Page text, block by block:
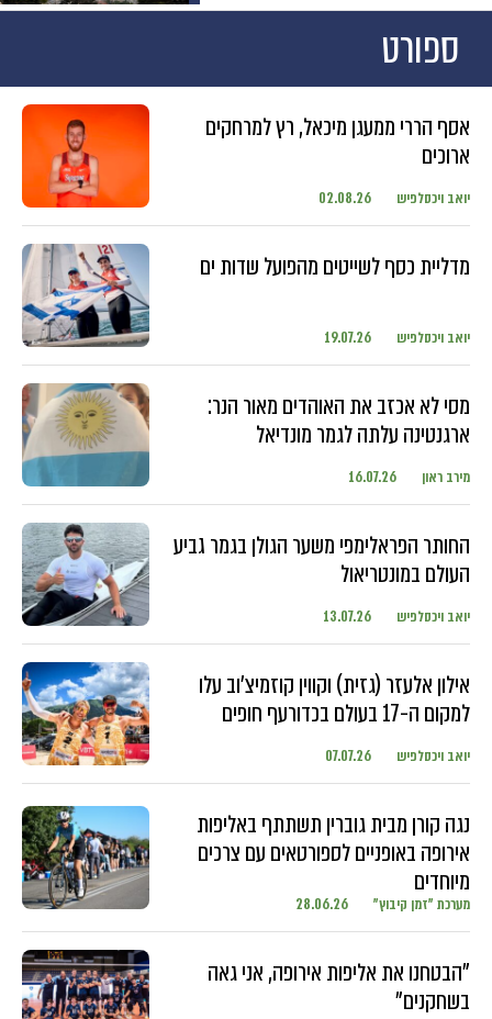
ספורט
אסף הררי ממעגן מיכאל, רץ למרחקים
ארוכים
יואב ויכסלפיש 02.08.26
מדליית כסף לשייטים מהפועל שדות ים
יואב ויכסלפיש 19.07.26
מסי לא אכזב את האוהדים מאור הנר:
ארגנטינה עלתה לגמר מונדיאל
מירב ראון 16.07.26
החותר הפראלימפי משער הגולן בגמר גביע
העולם במונטריאול
יואב ויכסלפיש 13.07.26
אילון אלעזר (גזית) וקווין קוזמיצ'וב עלו
למקום ה-17 בעולם בכדורעף חופים
יואב ויכסלפיש 07.07.26
נגה קורן מבית גוברין תשתתף באליפות
אירופה באופניים לספורטאים עם צרכים
מיוחדים
מערכת "זמן קיבוץ" 28.06.26
"הבטחנו את אליפות אירופה, אני גאה
בשחקנים"